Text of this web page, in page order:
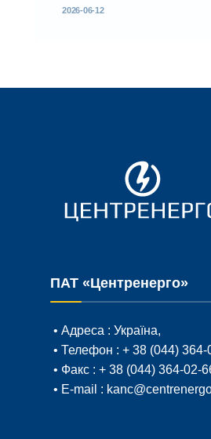
2026-06-12
ПАТ «Центренерго»
• Адреса : Україна,
• Телефон : + 38 (044) 364-
• Факс : + 38 (044) 364-02-
• E-mail :